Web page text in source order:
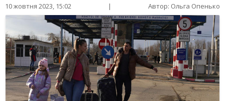
10 жовтня 2023, 15:02 | Автор: Ольга Опенько